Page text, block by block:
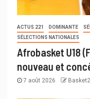
ACTUS 221 DOMINANTE
SÉLECTIONS NATIONALES
Afrobasket U18
nouveau et
7 août 2026